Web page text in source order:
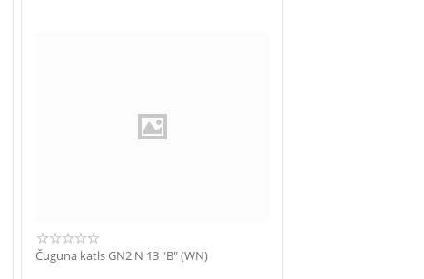
Čuguna katls GN2 N 13 "B" (WN)